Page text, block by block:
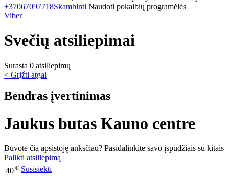
+37067097718Skambinti Naudoti pokalbių programėlės
Viber
Svečių atsiliepimai
Surasta 0 atsiliepimų
< Grįžti atgal
Bendras įvertinimas
Jaukus butas Kauno centre
Buvote čia apsistoję anksčiau? Pasidalinkite savo įspūdžiais su kitais
Palikti atsiliepimą
40 € Susisiekti